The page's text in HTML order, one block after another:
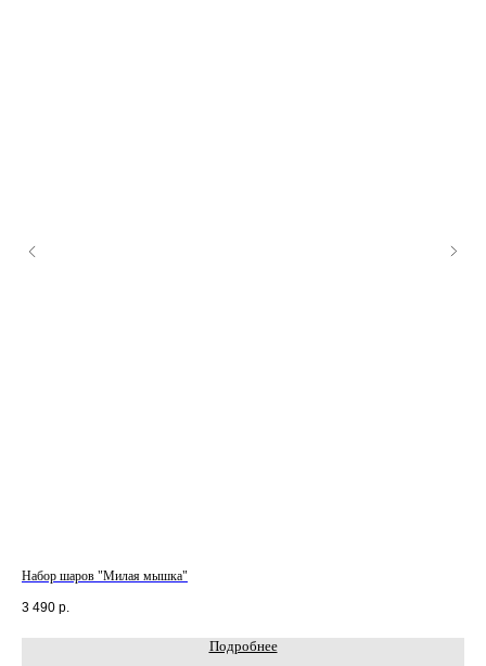
Набор шаров "Милая мышка"
3 490 р.
Подробнее